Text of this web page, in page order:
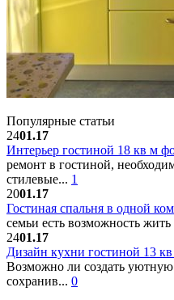
Популярные статьи
2401.17
Интерьер гостиной 18 кв м
ремонт в гостиной,
стилевые... 1
2001.17
Гостиная спальня в одной
семьи есть возможность
2401.17
Дизайн кухни гостиной 13
Возможно ли создать
сохранив... 0